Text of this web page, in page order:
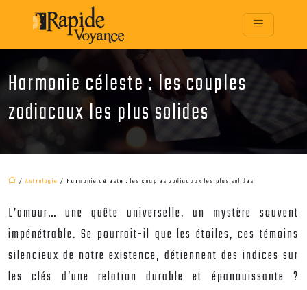
Harmonie céleste : les couples
zodiacaux les plus solides
/ Astrologie / Harmonie céleste : les couples zodiacaux les plus solides
L’amour… une quête universelle, un mystère souvent
impénétrable. Se pourrait-il que les étoiles, ces témoins
silencieux de notre existence, détiennent des indices sur
les clés d’une relation durable et épanouissante ?